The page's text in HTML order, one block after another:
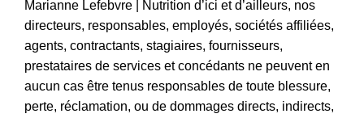
Marianne Lefebvre | Nutrition d’ici et d’ailleurs, nos
directeurs, responsables, employés, sociétés affiliées,
agents, contractants, stagiaires, fournisseurs,
prestataires de services et concédants ne peuvent en
aucun cas être tenus responsables de toute blessure,
perte, réclamation, ou de dommages directs, indirects,